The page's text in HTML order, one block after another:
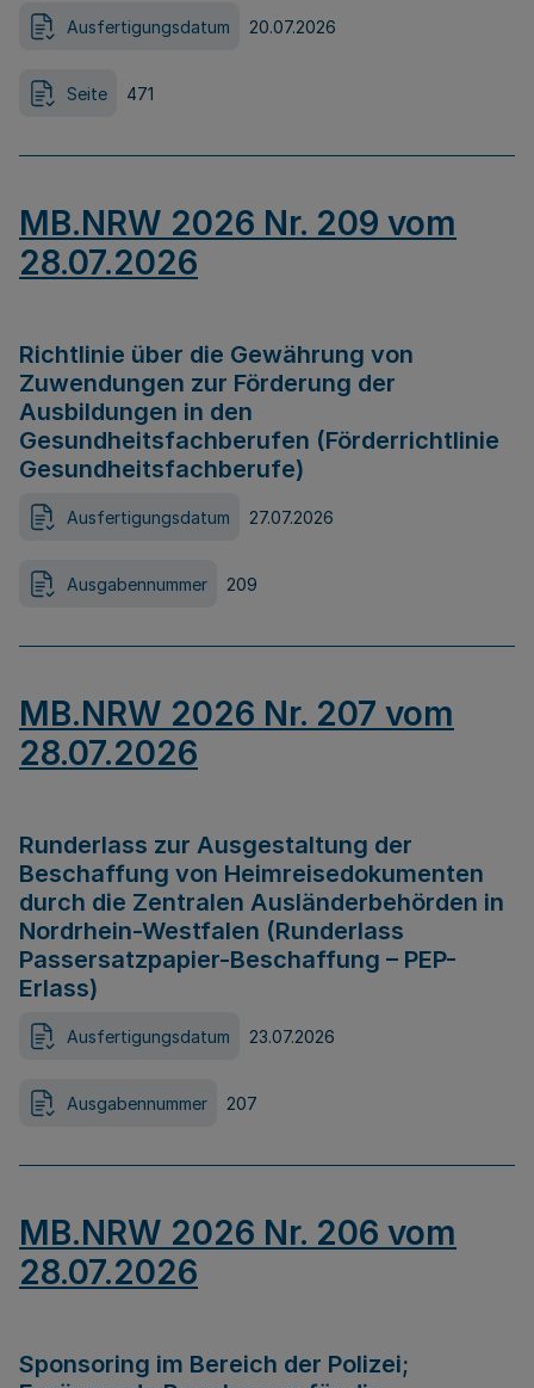
Ausfertigungsdatum 20.07.2026
Seite 471
MB.NRW 2026 Nr. 209 vom
28.07.2026
Richtlinie über die Gewährung von
Zuwendungen zur Förderung der
Ausbildungen in den
Gesundheitsfachberufen (Förderrichtlinie
Gesundheitsfachberufe)
Ausfertigungsdatum 27.07.2026
Ausgabennummer 209
MB.NRW 2026 Nr. 207 vom
28.07.2026
Runderlass zur Ausgestaltung der
Beschaffung von Heimreisedokumenten
durch die Zentralen Ausländerbehörden in
Nordrhein-Westfalen (Runderlass
Passersatzpapier-Beschaffung – PEP-
Erlass)
Ausfertigungsdatum 23.07.2026
Ausgabennummer 207
MB.NRW 2026 Nr. 206 vom
28.07.2026
Sponsoring im Bereich der Polizei;